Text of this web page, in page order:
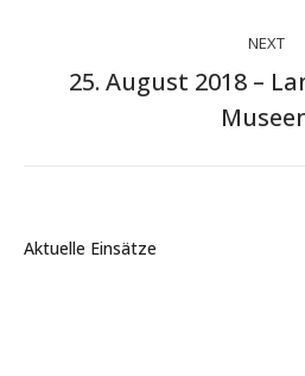
NEXT
Next
25. August 2018 –
Aktuelle Einsätze